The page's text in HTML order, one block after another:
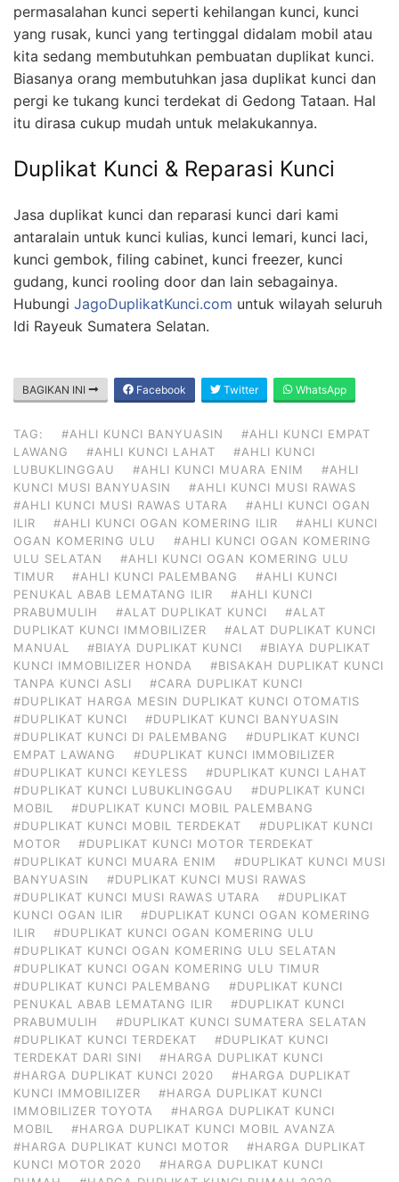
permasalahan kunci seperti kehilangan kunci, kunci
yang rusak, kunci yang tertinggal didalam mobil atau
kita sedang membutuhkan pembuatan duplikat kunci.
Biasanya orang membutuhkan jasa duplikat kunci dan
pergi ke tukang kunci terdekat di Gedong Tataan. Hal
itu dirasa cukup mudah untuk melakukannya.
Duplikat Kunci & Reparasi Kunci
Jasa duplikat kunci dan reparasi kunci dari kami
antaralain untuk kunci kulias, kunci lemari, kunci laci,
kunci gembok, filing cabinet, kunci freezer, kunci
gudang, kunci rooling door dan lain sebagainya.
Hubungi JagoDuplikatKunci.com untuk wilayah seluruh
Idi Rayeuk Sumatera Selatan.
BAGIKAN INI Facebook Twitter WhatsApp
TAG: #AHLI KUNCI BANYUASIN
#AHLI KUNCI EMPAT
LAWANG
#AHLI KUNCI LAHAT
#AHLI KUNCI
LUBUKLINGGAU
#AHLI KUNCI MUARA ENIM
#AHLI
KUNCI MUSI BANYUASIN
#AHLI KUNCI MUSI RAWAS
#AHLI KUNCI MUSI RAWAS UTARA
#AHLI KUNCI OGAN
ILIR
#AHLI KUNCI OGAN KOMERING ILIR
#AHLI KUNCI
OGAN KOMERING ULU
#AHLI KUNCI OGAN KOMERING
ULU SELATAN
#AHLI KUNCI OGAN KOMERING ULU
TIMUR
#AHLI KUNCI PALEMBANG
#AHLI KUNCI
PENUKAL ABAB LEMATANG ILIR
#AHLI KUNCI
PRABUMULIH
#ALAT DUPLIKAT KUNCI
#ALAT
DUPLIKAT KUNCI IMMOBILIZER
#ALAT DUPLIKAT KUNCI
MANUAL
#BIAYA DUPLIKAT KUNCI
#BIAYA DUPLIKAT
KUNCI IMMOBILIZER HONDA
#BISAKAH DUPLIKAT KUNCI
TANPA KUNCI ASLI
#CARA DUPLIKAT KUNCI
#DUPLIKAT HARGA MESIN DUPLIKAT KUNCI OTOMATIS
#DUPLIKAT KUNCI
#DUPLIKAT KUNCI BANYUASIN
#DUPLIKAT KUNCI DI PALEMBANG
#DUPLIKAT KUNCI
EMPAT LAWANG
#DUPLIKAT KUNCI IMMOBILIZER
#DUPLIKAT KUNCI KEYLESS
#DUPLIKAT KUNCI LAHAT
#DUPLIKAT KUNCI LUBUKLINGGAU
#DUPLIKAT KUNCI
MOBIL
#DUPLIKAT KUNCI MOBIL PALEMBANG
#DUPLIKAT KUNCI MOBIL TERDEKAT
#DUPLIKAT KUNCI
MOTOR
#DUPLIKAT KUNCI MOTOR TERDEKAT
#DUPLIKAT KUNCI MUARA ENIM
#DUPLIKAT KUNCI MUSI
BANYUASIN
#DUPLIKAT KUNCI MUSI RAWAS
#DUPLIKAT KUNCI MUSI RAWAS UTARA
#DUPLIKAT
KUNCI OGAN ILIR
#DUPLIKAT KUNCI OGAN KOMERING
ILIR
#DUPLIKAT KUNCI OGAN KOMERING ULU
#DUPLIKAT KUNCI OGAN KOMERING ULU SELATAN
#DUPLIKAT KUNCI OGAN KOMERING ULU TIMUR
#DUPLIKAT KUNCI PALEMBANG
#DUPLIKAT KUNCI
PENUKAL ABAB LEMATANG ILIR
#DUPLIKAT KUNCI
PRABUMULIH
#DUPLIKAT KUNCI SUMATERA SELATAN
#DUPLIKAT KUNCI TERDEKAT
#DUPLIKAT KUNCI
TERDEKAT DARI SINI
#HARGA DUPLIKAT KUNCI
#HARGA DUPLIKAT KUNCI 2020
#HARGA DUPLIKAT
KUNCI IMMOBILIZER
#HARGA DUPLIKAT KUNCI
IMMOBILIZER TOYOTA
#HARGA DUPLIKAT KUNCI
MOBIL
#HARGA DUPLIKAT KUNCI MOBIL AVANZA
#HARGA DUPLIKAT KUNCI MOTOR
#HARGA DUPLIKAT
KUNCI MOTOR 2020
#HARGA DUPLIKAT KUNCI